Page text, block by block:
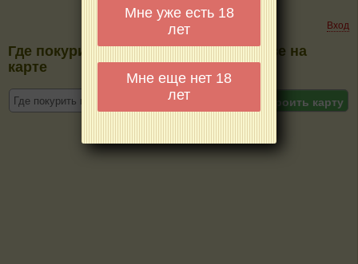
Мне уже есть 18
лет
Мне еще нет 18
лет
Вход
Где покурить кальян, сигары в Москве на
карте